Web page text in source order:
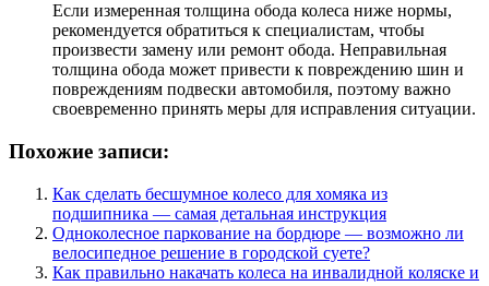
Если измеренная толщина обода колеса ниже нормы,
рекомендуется обратиться к специалистам, чтобы
произвести замену или ремонт обода. Неправильная
толщина обода может привести к повреждению шин и
повреждениям подвески автомобиля, поэтому важно
своевременно принять меры для исправления ситуации.
Похожие записи:
Как сделать бесшумное колесо для хомяка из
подшипника — самая детальная инструкция
Одноколесное паркование на бордюре — возможно ли
велосипедное решение в городской суете?
Как правильно накачать колеса на инвалидной коляске и